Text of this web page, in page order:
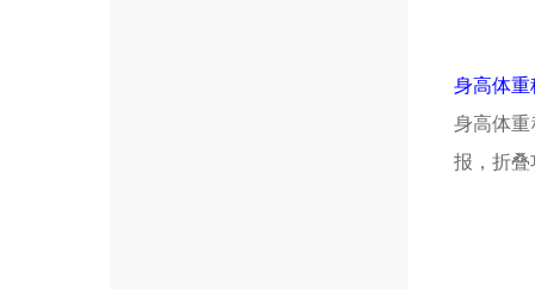
身高体重
身高体
报，折